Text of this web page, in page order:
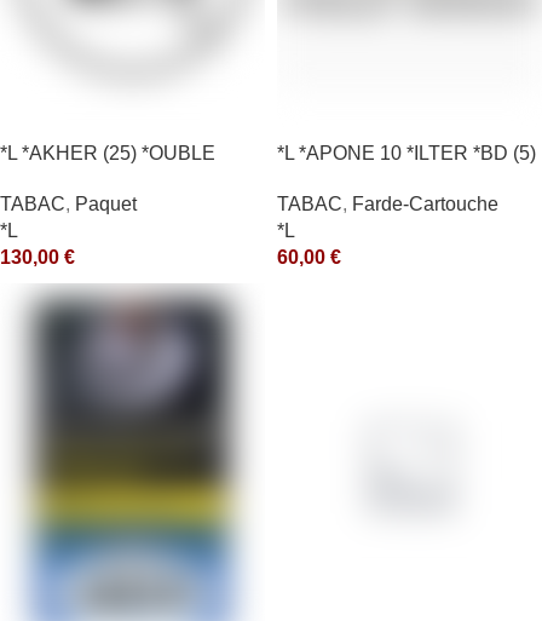
*L *AKHER (25) *OUBLE
TABAC, Paquet
*L
130,00 €
*L *APONE 10 *ILTER *BD (5)
TABAC, Farde-Cartouche
*L
60,00 €